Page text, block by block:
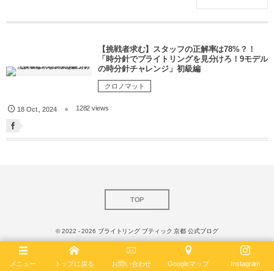
【挑戦者求む】スタッフの正解率は78%？！
「時分針でブライトリングを見分けろ！9モデル
の時分針チャレンジ」初級編
クロノマット
18 Oct. ,2024 1282 views
TOP
© 2022 - 2026 ブライトリング ブティック 京都 公式ブログ
メニュー トップに戻る お問い合わせ Googleマップ Instagram